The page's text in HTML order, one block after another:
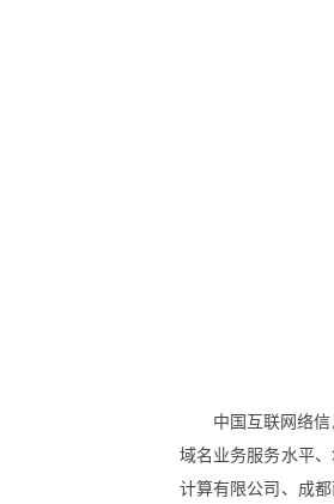
中国互联网络
域名业务服务水平
计算有限公司、成